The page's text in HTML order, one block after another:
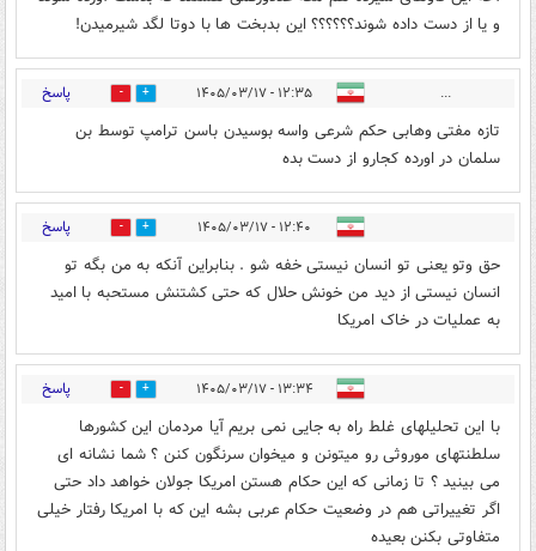
و یا از دست داده شوند؟؟؟؟؟؟ این بدبخت ها با دوتا لگد شیرمیدن!
... ۱۲:۳۵ - ۱۴۰۵/۰۳/۱۷ 1 پاسخ
تازه مفتی وهابی حکم شرعی واسه بوسیدن باسن ترامپ توسط بن
سلمان در اورده کجارو از دست بده
۱۲:۴۰ - ۱۴۰۵/۰۳/۱۷ 1 پاسخ
حق وتو یعنی تو انسان نیستی خفه شو . بنابراین آنکه به من بگه تو
انسان نیستی از دید من خونش حلال که حتی کشتنش مستحبه با امید
به عملیات در خاک امریکا
۱۳:۳۴ - ۱۴۰۵/۰۳/۱۷ 1 پاسخ
با این تحلیلهای غلط راه به جایی نمی بریم آیا مردمان این کشورها
سلطنتهای موروثی رو میتونن و میخوان سرنگون کنن ؟ شما نشانه ای
می بینید ؟ تا زمانی که این حکام هستن امریکا جولان خواهد داد حتی
اگر تغییراتی هم در وضعیت حکام عربی بشه این که با امریکا رفتار خیلی
متفاوتی بکنن بعیده